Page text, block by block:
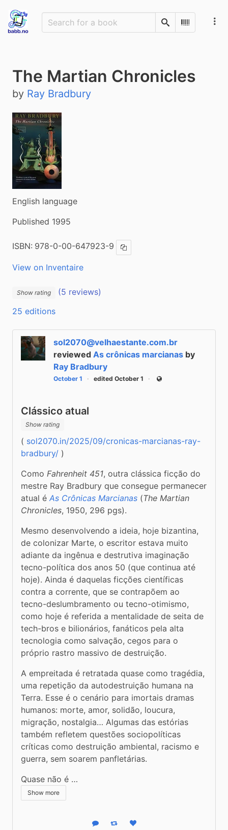
SearchScan
The Martian Chronicles
by Ray Bradbury
English language
Published 1995
ISBN: 978-0-00-647923-9 Copy ISBN
View on Inventaire
Show rating
(5 reviews)
25 editions
sol2070@velhaestante.com.br
reviewed As crônicas marcianas by
Ray Bradbury
October 1 edited October 1 Public
Clássico atual
Show rating
( sol2070.in/2025/09/cronicas-marcianas-ray-
bradbury/ )
Como Fahrenheit 451, outra clássica ficção do
mestre Ray Bradbury que consegue permanecer
atual é As Crônicas Marcianas (The Martian
Chronicles, 1950, 296 pgs).
Mesmo desenvolvendo a ideia, hoje bizantina,
de colonizar Marte, o escritor estava muito
adiante da ingênua e destrutiva imaginação
tecno-política dos anos 50 (que continua até
hoje). Ainda é daquelas ficções científicas
contra a corrente, que se contrapõem ao
tecno-deslumbramento ou tecno-otimismo,
como hoje é referida a mentalidade de seita de
tech-bros e bilionários, fanáticos pela alta
tecnologia como salvação, cegos para o
próprio rastro massivo de destruição.
A empreitada é retratada quase como tragédia,
uma repetição da autodestruição humana na
Terra. Esse é o cenário para imortais dramas
humanos: morte, amor, solidão, loucura,
migração, nostalgia… Algumas das estórias
também refletem questões sociopolíticas
críticas como destruição ambiental, racismo e
guerra, sem soarem panfletárias.
Quase não é …
Show more
Reply Boost statusLike status